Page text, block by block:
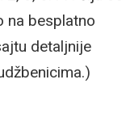
na besplatno
detaljnije